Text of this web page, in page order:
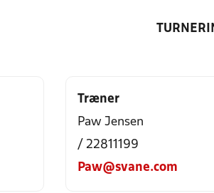
Træner
Paw Jensen
/ 22811199
Paw@svane.com